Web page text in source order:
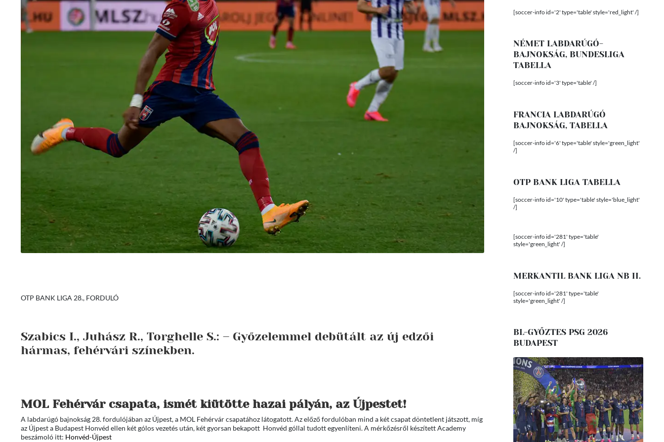
OTP BANK LIGA 28., FORDULÓ
Szabics I., Juhász R., Torghelle S.: – Győzelemmel debütált az új edzői
hármas, fehérvári színekben.
MOL Fehérvár csapata, ismét kiütötte hazai pályán, az Újpestet!
A labdarúgó bajnokság 28. fordulójában az Újpest, a MOL Fehérvár csapatához látogatott. Az előző fordulóban mind a két csapat döntetlent játszott, míg
az Újpest a Budapest Honvéd ellen két gólos vezetés után, két gyorsan bekapott Honvéd góllal tudott egyenlíteni. A mérkőzésről készített Academy
beszámoló itt: Honvéd-Újpest
[soccer-info id='2' type='table' style='red_light' /]
NÉMET LABDARÚGÓ-
BAJNOKSÁG, BUNDESLIGA
TABELLA
[soccer-info id='3' type='table' /]
FRANCIA LABDARÚGÓ
BAJNOKSÁG, TABELLA
[soccer-info id='6' type='table' style='green_light'
/]
OTP BANK LIGA TABELLA
[soccer-info id='10' type='table' style='blue_light'
/]
[soccer-info id='281' type='table'
style='green_light' /]
MERKANTIL BANK LIGA NB II.
[soccer-info id='281' type='table'
style='green_light' /]
BL-GYŐZTES PSG 2026
BUDAPEST